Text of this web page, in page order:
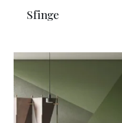
Sfinge